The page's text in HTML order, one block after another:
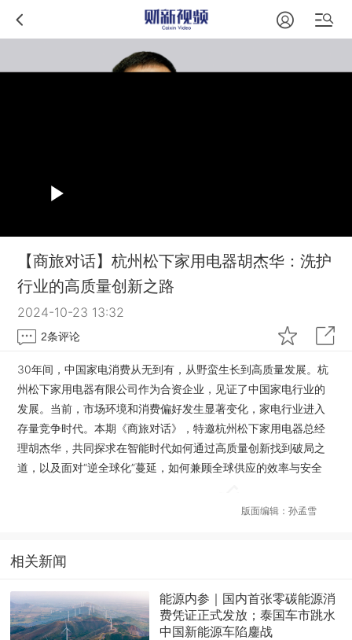
【商旅对话】杭州松下家用电器胡杰华：洗护
行业的高质量创新之路
2024-10-23 13:32
2条评论
30年间，中国家电消费从无到有，从野蛮生长到高质量发展。杭
州松下家用电器有限公司作为合资企业，见证了中国家电行业的
发展。当前，市场环境和消费偏好发生显著变化，家电行业进入
存量竞争时代。本期《商旅对话》，特邀杭州松下家用电器总经
理胡杰华，共同探求在智能时代如何通过高质量创新找到破局之
道，以及面对“逆全球化”蔓延，如何兼顾全球供应的效率与安全
版面编辑：孙孟雪
相关新闻
能源内参｜国内首张零碳能源消
费凭证正式发放；泰国车市跳水
中国新能源车陷鏖战